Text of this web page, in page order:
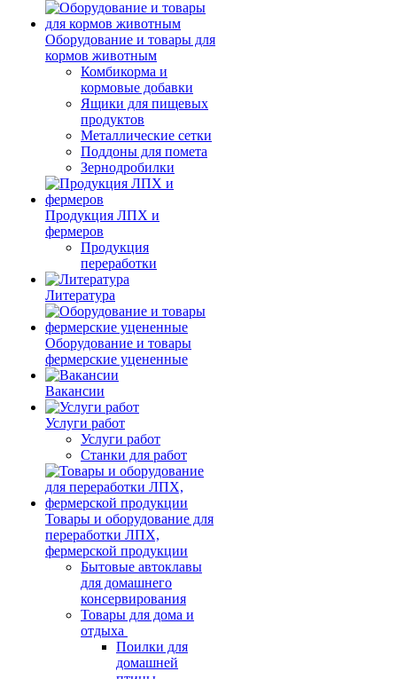
Оборудование и товары для
кормов животным
Комбикорма и
кормовые добавки
Ящики для пищевых
продуктов
Металлические сетки
Поддоны для помета
Зернодробилки
Продукция ЛПХ и
фермеров
Продукция
переработки
Литература
Оборудование и товары
фермерские уцененные
Вакансии
Услуги работ
Услуги работ
Станки для работ
Товары и оборудование для
переработки ЛПХ,
фермерской продукции
Бытовые автоклавы
для домашнего
консервирования
Товары для дома и
отдыха
Поилки для
домашней